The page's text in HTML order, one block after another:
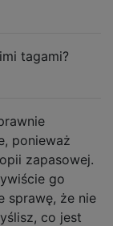
tagami?
ponieważ
zapasowej.
go
sprawę, że nie
co jest